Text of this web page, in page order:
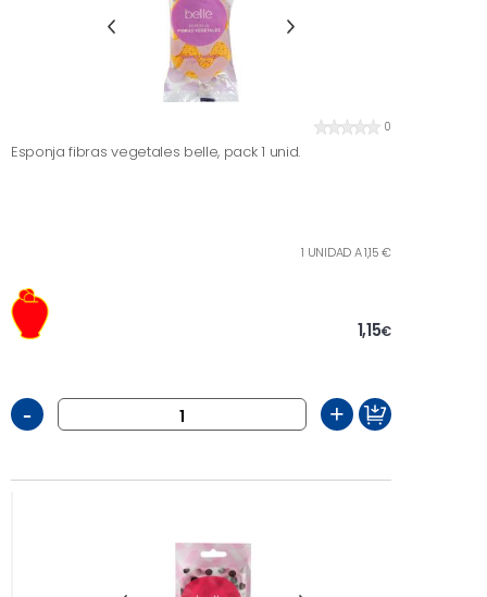
0
Esponja fibras vegetales belle, pack 1 unid.
1 UNIDAD A 1,15 €
1,15€
- +